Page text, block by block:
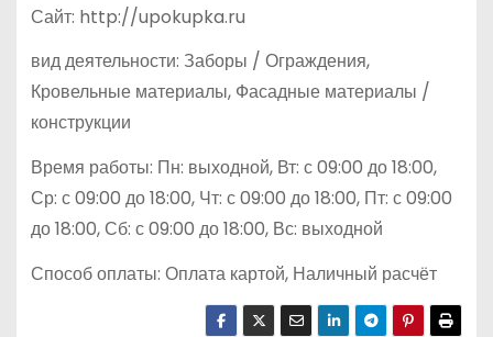
Сайт: http://upokupka.ru
вид деятельности: Заборы / Ограждения,
Кровельные материалы, Фасадные материалы /
конструкции
Время работы: Пн: выходной, Вт: с 09:00 до 18:00,
Ср: с 09:00 до 18:00, Чт: с 09:00 до 18:00, Пт: с 09:00
до 18:00, Сб: с 09:00 до 18:00, Вс: выходной
Способ оплаты: Оплата картой, Наличный расчёт